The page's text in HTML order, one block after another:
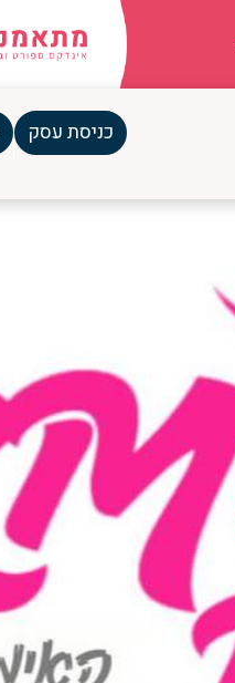
כניסת עסק